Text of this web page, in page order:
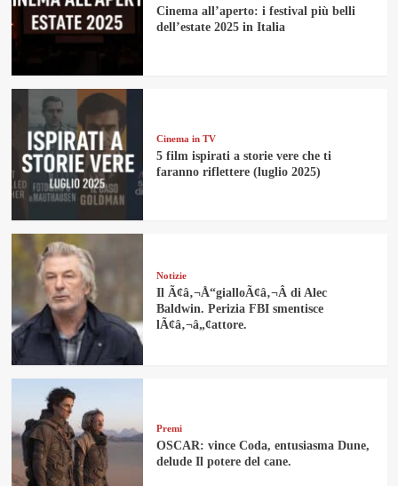
Cinema all’aperto: i festival più belli
dell’estate 2025 in Italia
Cinema in TV
5 film ispirati a storie vere che ti
faranno riflettere (luglio 2025)
Notizie
Il Ã¢â‚¬Å“gialloÃ¢â‚¬Â di Alec
Baldwin. Perizia FBI smentisce
lÃ¢â‚¬â„¢attore.
Premi
OSCAR: vince Coda, entusiasma Dune,
delude Il potere del cane.